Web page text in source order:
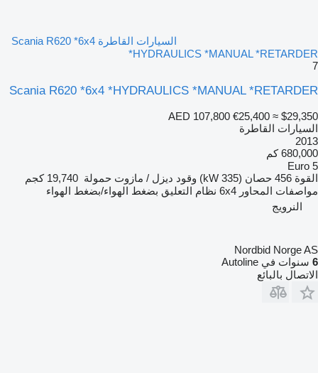
السيارات القاطرة Scania R620 *6x4
*HYDRAULICS *MANUAL *RETARDER
7
Scania R620 *6x4 *HYDRAULICS *MANUAL *RETARDER
AED 107,800 €25,400 ≈ $29,350
السيارات القاطرة
2013
680,000 كم
Euro 5
القوة 456 حصان (335 kW) وقود ديزل / مازوت حمولة 19,740 كجم
مواصفات المحاور 6x4 نظام التعليق بضغط الهواء/بضغط الهواء
النرويج
Nordbid Norge AS
6 سنوات في Autoline
الاتصال بالبائع